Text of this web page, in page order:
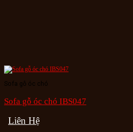
Sofa gỗ óc chó
Sofa gỗ óc chó IBS047
Liên Hệ